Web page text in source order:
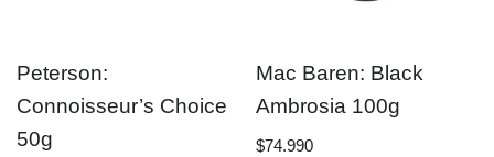
Peterson:
Connoisseur’s Choice
50g
Mac Baren: Black
Ambrosia 100g
$74.990